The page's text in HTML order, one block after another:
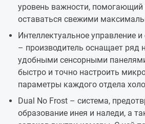
уровень важности, помогающий
оставаться свежими
Интеллектуальное управление
– производитель оснащает ряд
удобными сенсорными
быстро и точно настроить
параметры каждого отдела
Dual No Frost – система,
образование инея и наледи, а